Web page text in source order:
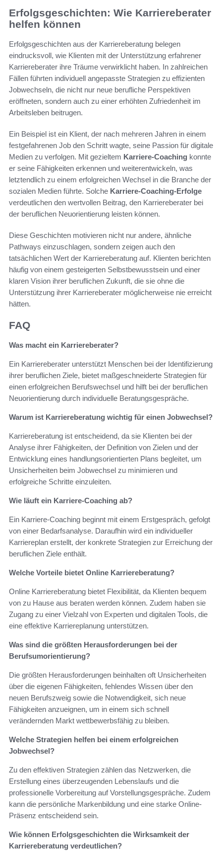
Erfolgsgeschichten: Wie Karriereberater
helfen können
Erfolgsgeschichten aus der Karriereberatung belegen
eindrucksvoll, wie Klienten mit der Unterstützung erfahrener
Karriereberater ihre Träume verwirklicht haben. In zahlreichen
Fällen führten individuell angepasste Strategien zu effizienten
Jobwechseln, die nicht nur neue berufliche Perspektiven
eröffneten, sondern auch zu einer erhöhten Zufriedenheit im
Arbeitsleben beitrugen.
Ein Beispiel ist ein Klient, der nach mehreren Jahren in einem
festgefahrenen Job den Schritt wagte, seine Passion für digitale
Medien zu verfolgen. Mit gezieltem Karriere-Coaching konnte
er seine Fähigkeiten erkennen und weiterentwickeln, was
letztendlich zu einem erfolgreichen Wechsel in die Branche der
sozialen Medien führte. Solche Karriere-Coaching-Erfolge
verdeutlichen den wertvollen Beitrag, den Karriereberater bei
der beruflichen Neuorientierung leisten können.
Diese Geschichten motivieren nicht nur andere, ähnliche
Pathways einzuschlagen, sondern zeigen auch den
tatsächlichen Wert der Karriereberatung auf. Klienten berichten
häufig von einem gesteigerten Selbstbewusstsein und einer
klaren Vision ihrer beruflichen Zukunft, die sie ohne die
Unterstützung ihrer Karriereberater möglicherweise nie erreicht
hätten.
FAQ
Was macht ein Karriereberater?
Ein Karriereberater unterstützt Menschen bei der Identifizierung
ihrer beruflichen Ziele, bietet maßgeschneiderte Strategien für
einen erfolgreichen Berufswechsel und hilft bei der beruflichen
Neuorientierung durch individuelle Beratungsgespräche.
Warum ist Karriereberatung wichtig für einen Jobwechsel?
Karriereberatung ist entscheidend, da sie Klienten bei der
Analyse ihrer Fähigkeiten, der Definition von Zielen und der
Entwicklung eines handlungsorientierten Plans begleitet, um
Unsicherheiten beim Jobwechsel zu minimieren und
erfolgreiche Schritte einzuleiten.
Wie läuft ein Karriere-Coaching ab?
Ein Karriere-Coaching beginnt mit einem Erstgespräch, gefolgt
von einer Bedarfsanalyse. Daraufhin wird ein individueller
Karriereplan erstellt, der konkrete Strategien zur Erreichung der
beruflichen Ziele enthält.
Welche Vorteile bietet Online Karriereberatung?
Online Karriereberatung bietet Flexibilität, da Klienten bequem
von zu Hause aus beraten werden können. Zudem haben sie
Zugang zu einer Vielzahl von Experten und digitalen Tools, die
eine effektive Karriereplanung unterstützen.
Was sind die größten Herausforderungen bei der
Berufsumorientierung?
Die größten Herausforderungen beinhalten oft Unsicherheiten
über die eigenen Fähigkeiten, fehlendes Wissen über den
neuen Berufszweig sowie die Notwendigkeit, sich neue
Fähigkeiten anzueignen, um in einem sich schnell
verändernden Markt wettbewerbsfähig zu bleiben.
Welche Strategien helfen bei einem erfolgreichen
Jobwechsel?
Zu den effektiven Strategien zählen das Netzwerken, die
Erstellung eines überzeugenden Lebenslaufs und die
professionelle Vorbereitung auf Vorstellungsgespräche. Zudem
kann die persönliche Markenbildung und eine starke Online-
Präsenz entscheidend sein.
Wie können Erfolgsgeschichten die Wirksamkeit der
Karriereberatung verdeutlichen?